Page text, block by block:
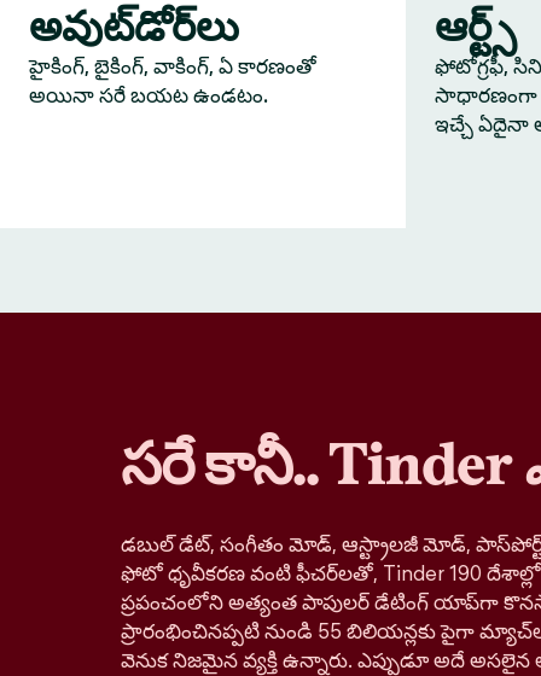
అవుట్‌డోర్‌లు
హైకింగ్, బైకింగ్, వాకింగ్, ఏ కారణంతో
అయినా సరే బయట ఉండటం.
ఆర్ట్స్
ఫోటోగ్రఫీ,
సాధారణంగా
ఇచ్చే ఏదైనా
సరే కానీ.. Tinder
డబుల్ డేట్, సంగీతం మోడ్, ఆస్ట్రాలజీ మోడ్,
ఫోటో ధృవీకరణ వంటి ఫీచర్‌లతో, Tinder 190
ప్రపంచంలోని అత్యంత పాపులర్ డేటింగ్ యాప్‌గా
ప్రారంభించినప్పటి నుండి 55 బిలియన్లకు పైగా
వెనుక నిజమైన వ్యక్తి ఉన్నారు. ఎప్పుడూ అదే